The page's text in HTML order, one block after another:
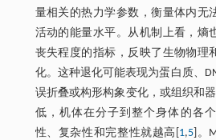
量相关的热力学参数，衡量体内无
活动的能量水平。从机制上看，熵
丧失程度的指标，反映了生物物理
化。这种退化可能表现为蛋白质、
误折叠或构形构象变化，或组织和
低，机体在分子到整个身体的各
性、复杂性和完整性就越高[ 1,5 ]。